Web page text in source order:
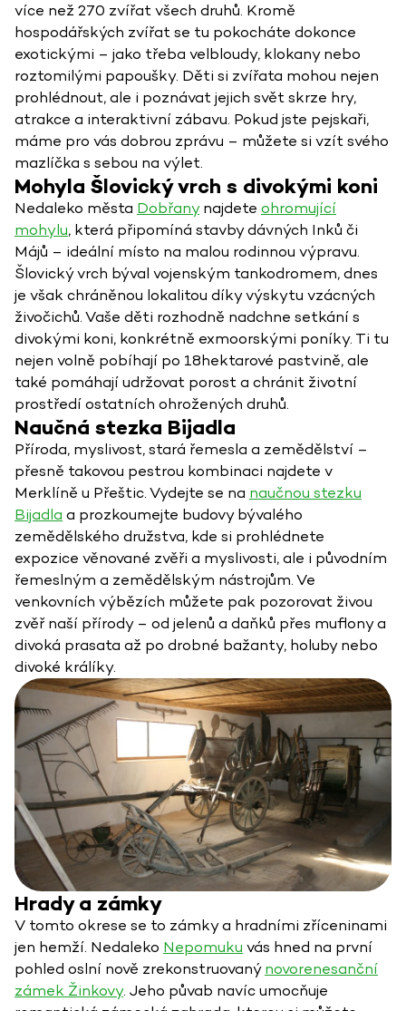
více než 270 zvířat všech druhů. Kromě
hospodářských zvířat se tu pokocháte dokonce
exotickými – jako třeba velbloudy, klokany nebo
roztomilými papoušky. Děti si zvířata mohou nejen
prohlédnout, ale i poznávat jejich svět skrze hry,
atrakce a interaktivní zábavu. Pokud jste pejskaři,
máme pro vás dobrou zprávu – můžete si vzít svého
mazlíčka s sebou na výlet.
Mohyla Šlovický vrch s divokými koni
Nedaleko města Dobřanynajdete ohromující
mohylu, která připomíná stavby dávných Inků či
Májů – ideální místo na malou rodinnou výpravu.
Šlovický vrch býval vojenským tankodromem, dnes
je však chráněnou lokalitou díky výskytu vzácných
živočichů. Vaše děti rozhodně nadchne setkání s
divokými koni, konkrétně exmoorskými poníky. Ti tu
nejen volně pobíhají po 18hektarové pastvině, ale
také pomáhají udržovat porost a chránit životní
prostředí ostatních ohrožených druhů.
Naučná stezka Bijadla
Příroda, myslivost, stará řemesla a zemědělství –
přesně takovou pestrou kombinaci najdete v
Merklíně u Přeštic. Vydejte se na naučnou stezku
Bijadla a prozkoumejte budovy bývalého
zemědělského družstva, kde si prohlédnete
expozice věnované zvěři a myslivosti, ale i původním
řemeslným a zemědělským nástrojům. Ve
venkovních výbězích můžete pak pozorovat živou
zvěř naší přírody – od jelenů a daňků přes muflony a
divoká prasata až po drobné bažanty, holuby nebo
divoké králíky.
Hrady a zámky
V tomto okrese se to zámky a hradními zříceninami
jen hemží. Nedaleko Nepomuku vás hned na první
pohled oslní nově zrekonstruovanýnovorenesanční
zámek Žinkovy. Jeho půvab navíc umocňuje